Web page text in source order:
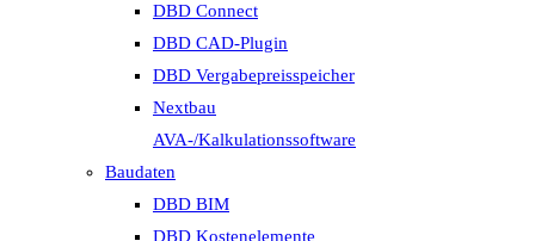
DBD Connect
DBD CAD-Plugin
DBD Vergabepreisspeicher
Nextbau
AVA-/Kalkulationssoftware
Baudaten
DBD BIM
DBD Kostenelemente